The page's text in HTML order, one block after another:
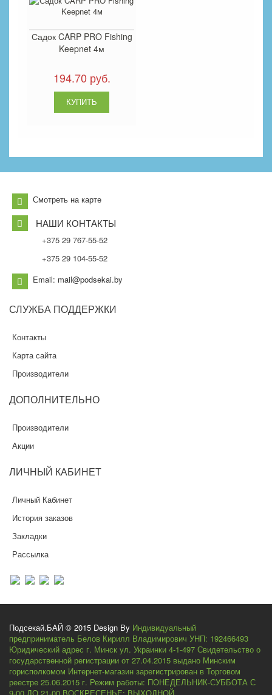
Садок CARP PRO Fishing
Keepnet 4м
194.70 руб.
Смотреть на карте
НАШИ КОНТАКТЫ
+375 29 767-55-52
+375 29 104-55-52
Email: mail@podsekai.by
СЛУЖБА ПОДДЕРЖКИ
Контакты
Карта сайта
Производители
ДОПОЛНИТЕЛЬНО
Производители
Акции
ЛИЧНЫЙ КАБИНЕТ
Личный Кабинет
История заказов
Закладки
Рассылка
Подсекай.БАЙ © 2015 Design By Индивидуальный
предприниматель Белов Кирилл Владимирович УНП: 192466493
Юридический адрес г. Минск ул. Украинки 4-1-497 Свидетельство о
государственной регистрации от 27.04.2015 выдано Минским
горисполкомом Интернет-магазин зарегистрирован в Торговом
реестре 25.06.2015 г. Режим работы: ПОНЕДЕЛЬНИК-СУББОТА С